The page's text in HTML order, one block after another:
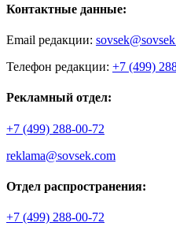
Контактные данные:
Email редакции:
Телефон редакции: +7 (499)
Рекламный отдел:
+7 (499) 288-00-72
reklama@sovsek.com
Отдел распространения:
+7 (499) 288-00-72